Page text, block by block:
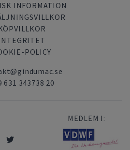
INFORMATION
POLICY
631 343738 20
MEDLEM I: